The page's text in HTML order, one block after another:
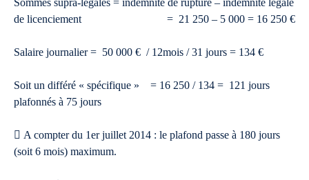
Sommes supra-légales = indemnité de rupture – indemnité légale
de licenciement = 21 250 – 5 000 = 16 250 €
Salaire journalier = 50 000 € / 12mois / 31 jours = 134 €
Soit un différé « spécifique » = 16 250 / 134 = 121 jours
plafonnés à 75 jours
 A compter du 1er juillet 2014 : le plafond passe à 180 jours
(soit 6 mois) maximum.